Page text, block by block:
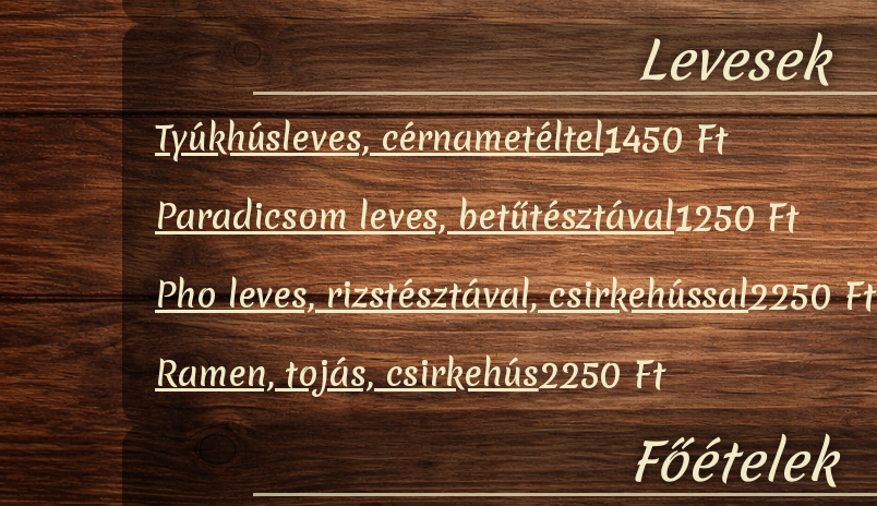
Levesek
Tyúkhúsleves, cérnametéltel1450 Ft
Paradicsom leves, betűtésztával1250 Ft
Pho leves, rizstésztával, csirkehússal2250 Ft
Ramen, tojás, csirkehús2250 Ft
Főételek